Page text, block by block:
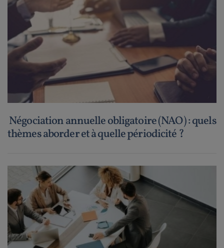
Négociation annuelle obligatoire (NAO) : quels
thèmes aborder et à quelle périodicité ?